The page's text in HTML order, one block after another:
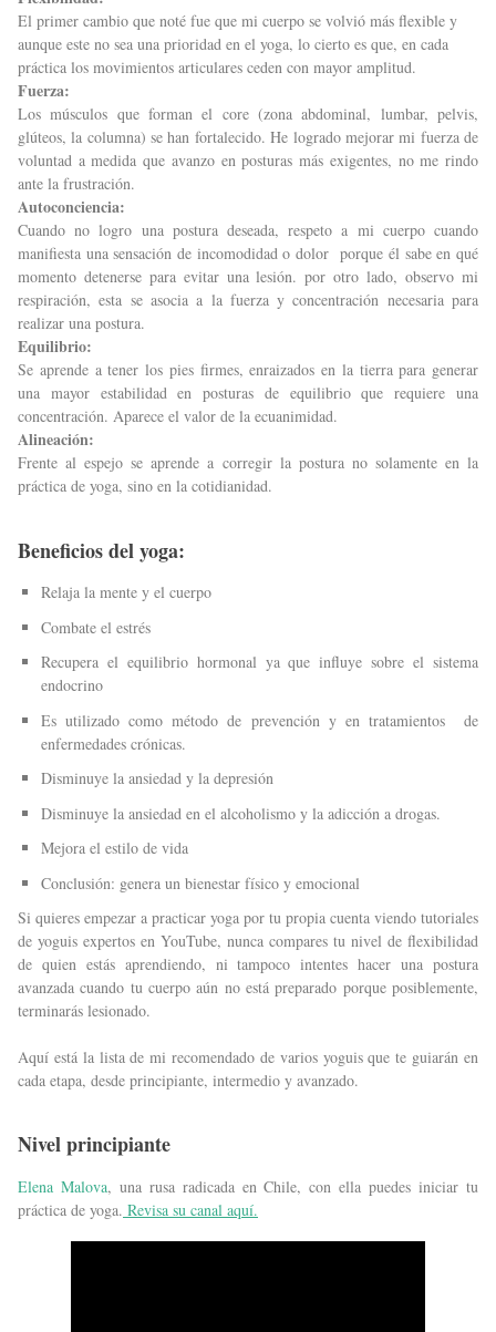
El primer cambio que noté fue que mi cuerpo se volvió más flexible y
aunque este no sea una prioridad en el yoga, lo cierto es que, en cada
práctica los movimientos articulares ceden con mayor amplitud.
Fuerza:
Los músculos que forman el core (zona abdominal, lumbar, pelvis,
glúteos, la columna) se han fortalecido. He logrado mejorar mi fuerza de
voluntad a medida que avanzo en posturas más exigentes, no me rindo
ante la frustración.
Autoconciencia:
Cuando no logro una postura deseada, respeto a mi cuerpo cuando
manifiesta una sensación de incomodidad o dolor porque él sabe en qué
momento detenerse para evitar una lesión. por otro lado, observo mi
respiración, esta se asocia a la fuerza y concentración necesaria para
realizar una postura.
Equilibrio:
Se aprende a tener los pies firmes, enraizados en la tierra para generar
una mayor estabilidad en posturas de equilibrio que requiere una
concentración. Aparece el valor de la ecuanimidad.
Alineación:
Frente al espejo se aprende a corregir la postura no solamente en la
práctica de yoga, sino en la cotidianidad.
Beneficios del yoga:
Relaja la mente y el cuerpo
Combate el estrés
Recupera el equilibrio hormonal ya que influye sobre el sistema
endocrino
Es utilizado como método de prevención y en tratamientos de
enfermedades crónicas.
Disminuye la ansiedad y la depresión
Disminuye la ansiedad en el alcoholismo y la adicción a drogas.
Mejora el estilo de vida
Conclusión: genera un bienestar físico y emocional
Si quieres empezar a practicar yoga por tu propia cuenta viendo tutoriales
de yoguis expertos en YouTube, nunca compares tu nivel de flexibilidad
de quien estás aprendiendo, ni tampoco intentes hacer una postura
avanzada cuando tu cuerpo aún no está preparado porque posiblemente,
terminarás lesionado.
Aquí está la lista de mi recomendado de varios yoguis que te guiarán en
cada etapa, desde principiante, intermedio y avanzado.
Nivel principiante
Elena Malova, una rusa radicada en Chile, con ella puedes iniciar tu
práctica de yoga. Revisa su canal aquí.